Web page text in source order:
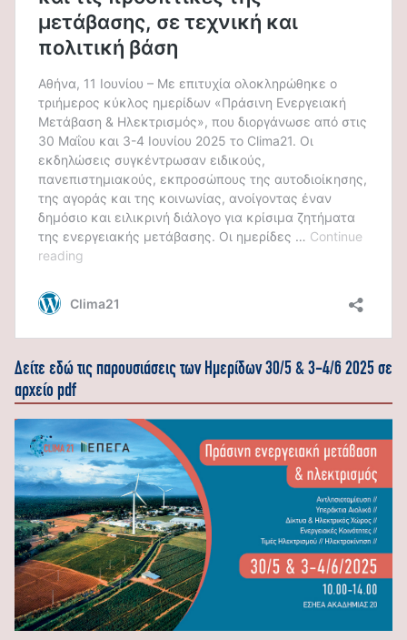
Δείτε εδώ τις παρουσιάσεις των Ημερίδων 30/5 & 3-4/6 2025 σε
αρχείο pdf